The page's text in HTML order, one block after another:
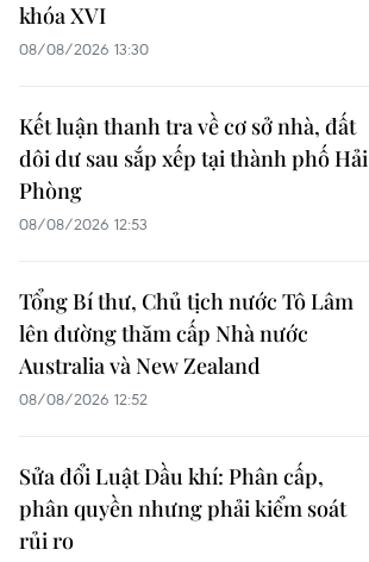
khóa XVI
08/08/2026 13:30
Kết luận thanh tra về cơ sở nhà, đất
dôi dư sau sắp xếp tại thành phố Hải
Phòng
08/08/2026 12:53
Tổng Bí thư, Chủ tịch nước Tô Lâm
lên đường thăm cấp Nhà nước
Australia và New Zealand
08/08/2026 12:52
Sửa đổi Luật Dầu khí: Phân cấp,
phân quyền nhưng phải kiểm soát
rủi ro